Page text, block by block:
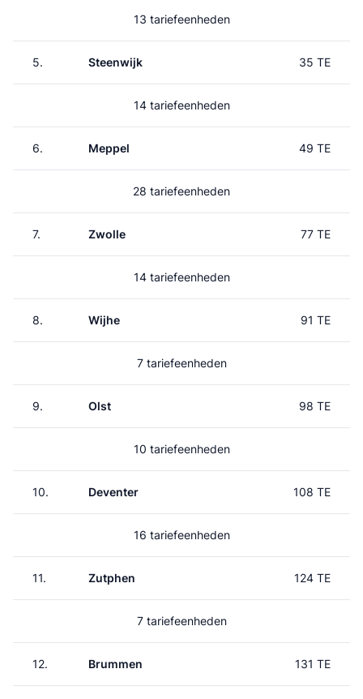
13 tariefeenheden
5. Steenwijk 35 TE
14 tariefeenheden
6. Meppel 49 TE
28 tariefeenheden
7. Zwolle 77 TE
14 tariefeenheden
8. Wijhe 91 TE
7 tariefeenheden
9. Olst 98 TE
10 tariefeenheden
10. Deventer 108 TE
16 tariefeenheden
11. Zutphen 124 TE
7 tariefeenheden
12. Brummen 131 TE